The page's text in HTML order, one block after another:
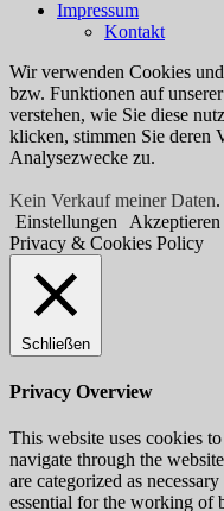
Impressum
Kontakt
Wir verwenden Cookies
bzw. Funktionen auf
verstehen, wie Sie diese
klicken, stimmen Sie deren
Analysezwecke zu.
Kein Verkauf meiner Daten.
Einstellungen
Akzeptieren
Privacy & Cookies Policy
Schließen
Privacy Overview
This website uses cookies
navigate through the
are categorized as
essential for the working of